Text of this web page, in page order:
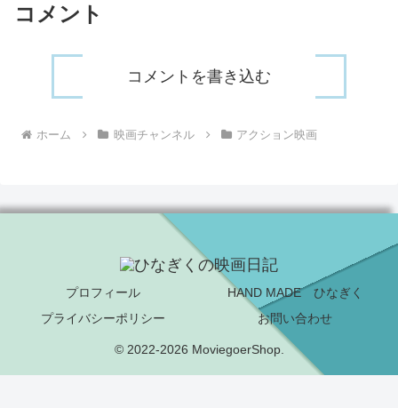
コメント
コメントを書き込む
ホーム 映画チャンネル アクション映画
プロフィール
HAND MADE ひなぎく
プライバシーポリシー
お問い合わせ
© 2022-2026 MoviegoerShop.